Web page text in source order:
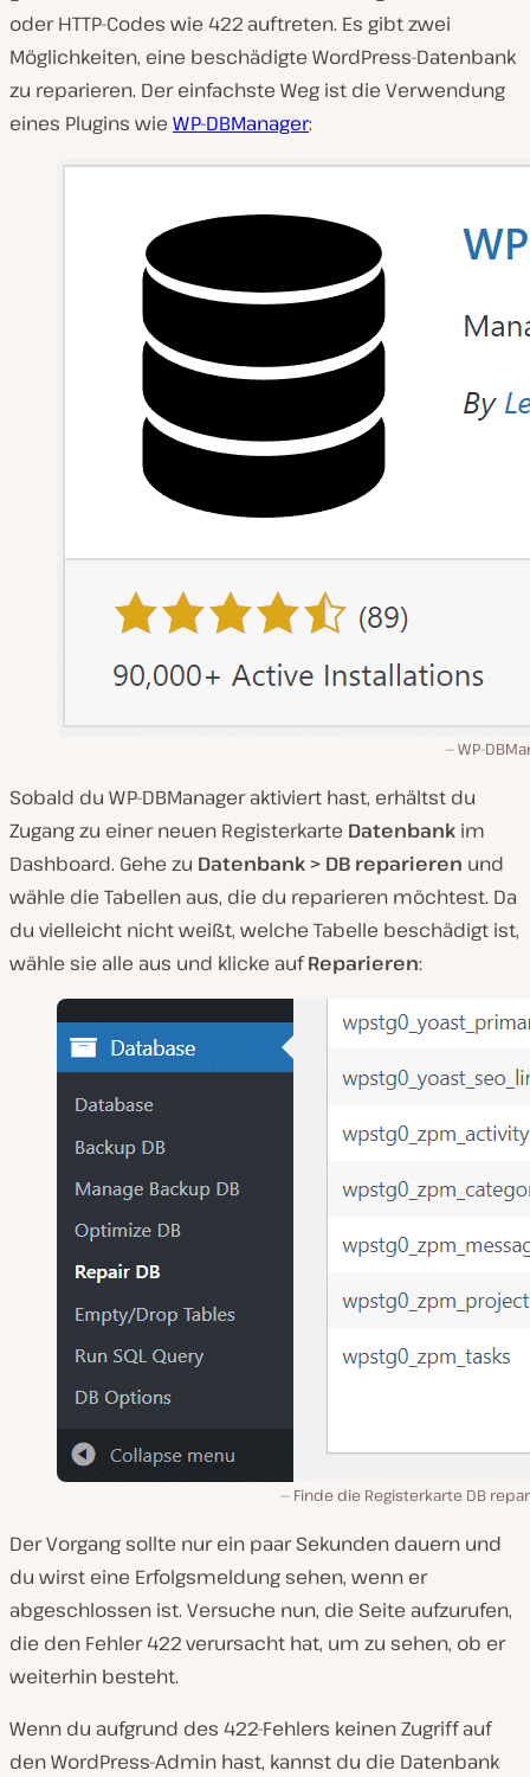
oder HTTP-Codes wie 422 auftreten. Es gibt zwei
Möglichkeiten, eine beschädigte WordPress-Datenbank
zu reparieren. Der einfachste Weg ist die Verwendung
eines Plugins wie WP-DBManager:
WP-
Sobald du WP-DBManager aktiviert hast, erhältst du
Zugang zu einer neuen Registerkarte Datenbank im
Dashboard. Gehe zu Datenbank > DB reparieren und
wähle die Tabellen aus, die du reparieren möchtest. Da
du vielleicht nicht weißt, welche Tabelle beschädigt ist,
wähle sie alle aus und klicke aufReparieren:
Finde die Registerkarte DB
Der Vorgang sollte nur ein paar Sekunden dauern und
du wirst eine Erfolgsmeldung sehen, wenn er
abgeschlossen ist. Versuche nun, die Seite aufzurufen,
die den Fehler 422 verursacht hat, um zu sehen, ob er
weiterhin besteht.
Wenn du aufgrund des 422-Fehlers keinen Zugriff auf
den WordPress-Admin hast, kannst du die Datenbank